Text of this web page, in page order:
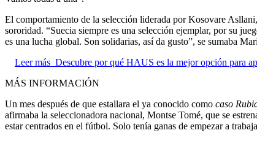
El comportamiento de la selección liderada por Kosovare
sororidad. “Suecia siempre es una selección ejemplar, por su
es una lucha global. Son solidarias, así da gusto”, se sumaba
Leer más Descubre por qué HAUS es la mejor opción para
MÁS INFORMACIÓN
Un mes después de que estallara el ya conocido como caso
afirmaba la seleccionadora nacional, Montse Tomé, que se
estar centrados en el fútbol. Solo tenía ganas de empezar a